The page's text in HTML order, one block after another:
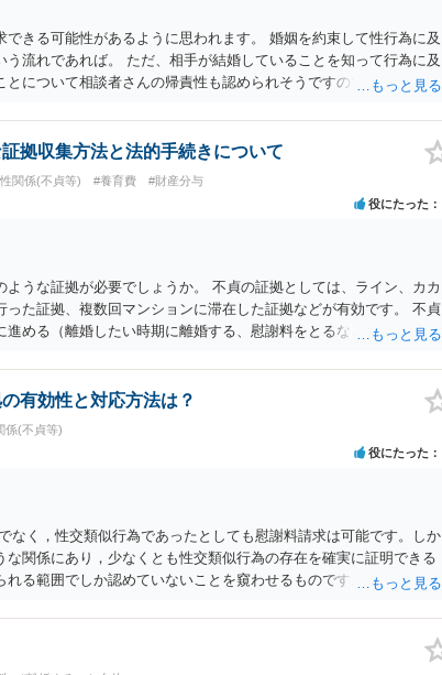
できる可能性があるように思われます。 婚姻を約束して性行為に及
う流れであれば。 ただ、相手が結婚していることを知って行為に及
とについて相談者さんの帰責性も認められそうですので、あまり慰
拠収集方法と法的手続きについて
関係(不貞等) #養育費 #財産分与
役にたった
ような証拠が必要でしょうか。 不貞の証拠としては、ライン、カカ
った証拠、複数回マンションに滞在した証拠などが有効です。 不貞
める（離婚したい時期に離婚する、慰謝料をとるなど）ことがで
上、ご参考まで。
有効性と対応方法は？
係(不貞等)
役にたった
く，性交類似行為であったとしても慰謝料請求は可能です。しか
な関係にあり，少なくとも性交類似行為の存在を確実に証明できる
れる範囲でしか認めていないことを窺わせるものです。）。ですか
かもしれません。 ②夫との今後のことを考えて書いてもらうか否か
証拠以上のことを証明（証明力を強めることも含む）できるので